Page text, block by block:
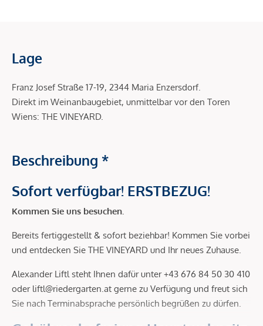
Lage
Franz Josef Straße 17-19, 2344 Maria Enzersdorf.
Direkt im Weinanbaugebiet, unmittelbar vor den Toren
Wiens: THE VINEYARD.
Beschreibung *
Sofort verfügbar! ERSTBEZUG!
Kommen Sie uns besuchen.
Bereits fertiggestellt & sofort beziehbar! Kommen Sie vorbei
und entdecken Sie THE VINEYARD und Ihr neues Zuhause.
Alexander Liftl steht Ihnen dafür unter +43 676 84 50 30 410
oder liftl@riedergarten.at gerne zu Verfügung und freut sich
Sie nach Terminabsprache persönlich begrüßen zu dürfen.